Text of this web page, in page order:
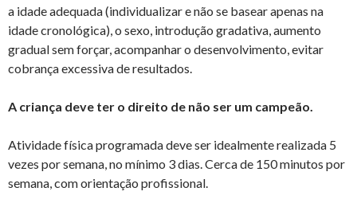
a idade adequada (individualizar e não se basear apenas na
idade cronológica), o sexo, introdução gradativa, aumento
gradual sem forçar, acompanhar o desenvolvimento, evitar
cobrança excessiva de resultados.
A criança deve ter o direito de não ser um campeão.
Atividade física programada deve ser idealmente realizada 5
vezes por semana, no mínimo 3 dias. Cerca de 150 minutos por
semana, com orientação profissional.